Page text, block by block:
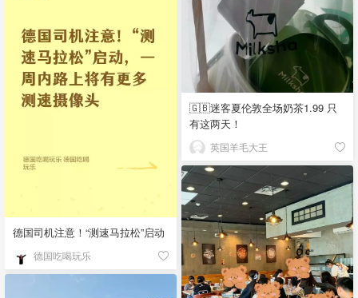
🇬🇧迷客夏伦敦全场奶茶1.99 只
有这两天！
英国羊毛大王
德国司机注意！“测速马拉松”启动
德国吃喝玩乐